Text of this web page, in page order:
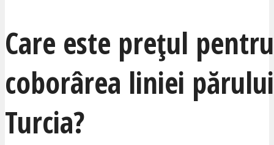
Care este prețul pentru
coborârea liniei
Turcia?